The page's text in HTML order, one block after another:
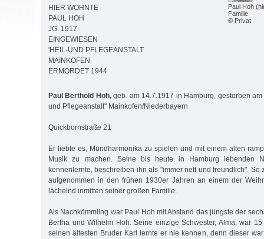
Paul Hoh
Familie
© Privat
HIER WOHNTE
PAUL HOH
JG. 1917
EINGEWIESEN
'HEIL-UND PFLEGEANSTALT
MAINKOFEN
ERMORDET 1944
Paul Berthold Hoh,geb. am 14.7.1917 in Hamburg, gestorben
und Pflegeanstalt" Mainkofen/Niederbayern
Quickbornstraße 21
Er liebte es, Mundharmonika zu spielen und mit einem alten
Musik zu machen. Seine bis heute in Hamburg lebenden
kennenlernte, beschreiben ihn als "immer nett und freundlich". So
aufgenommen in den frühen 1930er Jahren an einem der
lächelnd inmitten seiner großen Familie.
Als Nachkömmling war Paul Hoh mit Abstand das jüngste der
Bertha und Wilhelm Hoh. Seine einzige Schwester, Alma, war
seinen ältesten Bruder Karl lernte er nie kennen, denn dieser